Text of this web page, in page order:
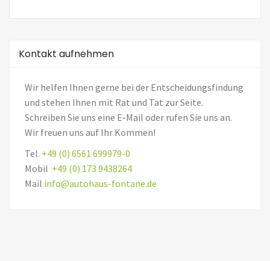
Kontakt aufnehmen
Wir helfen Ihnen gerne bei der Entscheidungsfindung
und stehen Ihnen mit Rat und Tat zur Seite.
Schreiben Sie uns eine E-Mail oder rufen Sie uns an.
Wir freuen uns auf Ihr Kommen!
Tel. +49 (0) 6561 699979-0
Mobil +49 (0) 173 9438264
Mail info@autohaus-fontane.de